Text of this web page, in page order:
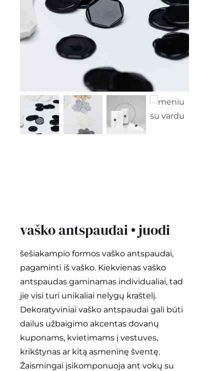
vaško antspaudai • juodi
šešiakampio formos vaško antspaudai,
pagaminti iš vaško. Kiekvienas vaško
antspaudas gaminamas individualiai, tad
jie visi turi unikaliai nelygų kraštelį.
Dekoratyviniai vaško antspaudai gali būti
dailus užbaigimo akcentas dovanų
kuponams, kvietimams į vestuves,
krikštynas ar kitą asmeninę šventę.
Žaismingai įsikomponuoja ant vokų su